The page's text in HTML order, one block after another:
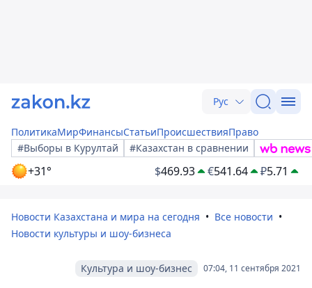
Рус
ПолитикаМирФинансыСтатьиПроисшествияПраво
#Выборы в Курултай
#Казахстан в сравнении
+31° $469.93 €541.64 ₽5.71
Новости Казахстана и мира на сегодня
Все новости
Новости культуры и шоу-бизнеса
07:04, 11 сентября 2021
Культура и шоу-бизнес